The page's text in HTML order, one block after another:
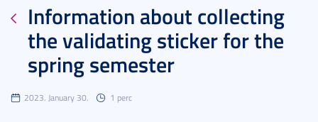
Information about collecting
the validating sticker for the
spring semester
2023. January 30. 1 perc